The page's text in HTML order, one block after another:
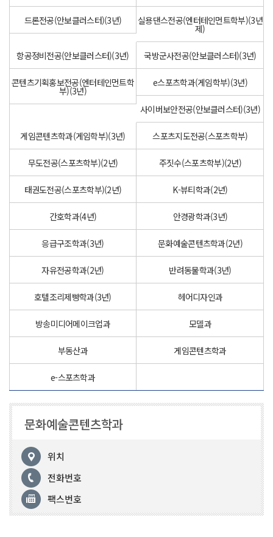
드론전공(안보클러스터)(3년) 실용댄스전공(엔터테인먼트학부)(3년
제)
항공정비전공(안보클러스터)(3년) 국방군사전공(안보클러스터)(3년)
콘텐츠기획홍보전공(엔터테인먼트학
부)(3년)
e스포츠학과(게임학부)(3년)
사이버보안전공(안보클러스터)(3년)
게임콘텐츠학과(게임학부)(3년) 스포츠지도전공(스포츠학부)
무도전공(스포츠학부)(2년) 주짓수(스포츠학부)(2년)
태권도전공(스포츠학부)(2년) K-뷰티학과(2년)
간호학과(4년) 안경광학과(3년)
응급구조학과(3년) 문화예술콘텐츠학과(2년)
자유전공학과(2년) 반려동물학과(3년)
호텔조리제빵학과(3년) 헤어디자인과
방송미디어메이크업과 모델과
부동산과 게임콘텐츠학과
e-스포츠학과
문화예술콘텐츠학과
위치
전화번호
팩스번호